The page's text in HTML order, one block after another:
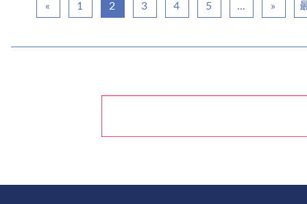
« 1 2 3 4 5 ... »